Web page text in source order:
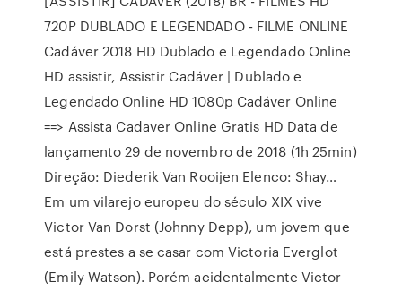
720P DUBLADO E LEGENDADO - FILME ONLINE
Cadáver 2018 HD Dublado e Legendado Online
HD assistir, Assistir Cadáver | Dublado e
Legendado Online HD 1080p Cadáver Online
==> Assista Cadaver Online Gratis HD Data de
lançamento 29 de novembro de 2018 (1h 25min)
Direção: Diederik Van Rooijen Elenco: Shay…
Em um vilarejo europeu do século XIX vive
Victor Van Dorst (Johnny Depp), um jovem que
está prestes a se casar com Victoria Everglot
(Emily Watson). Porém acidentalmente Victor